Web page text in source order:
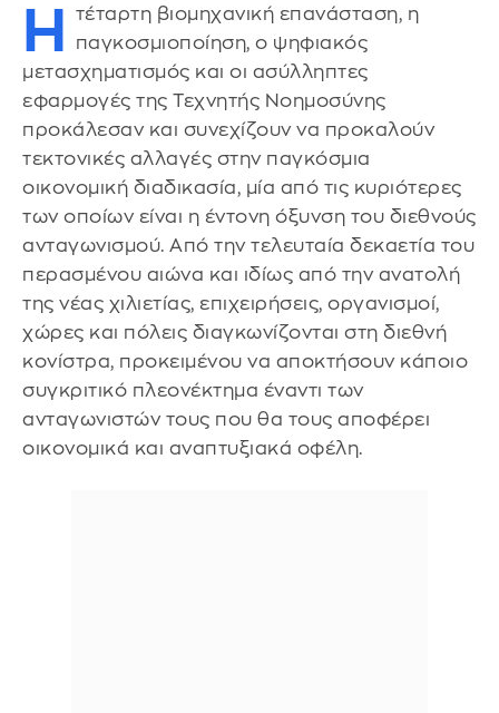
Η
τέταρτη βιομηχανική επανάσταση, η
παγκοσμιοποίηση, ο ψηφιακός
μετασχηματισμός και οι ασύλληπτες
εφαρμογές της Τεχνητής Νοημοσύνης
προκάλεσαν και συνεχίζουν να προκαλούν
τεκτονικές αλλαγές στην παγκόσμια
οικονομική διαδικασία, μία από τις κυριότερες
των οποίων είναι η έντονη όξυνση του διεθνούς
ανταγωνισμού. Από την τελευταία δεκαετία του
περασμένου αιώνα και ιδίως από την ανατολή
της νέας χιλιετίας, επιχειρήσεις, οργανισμοί,
χώρες και πόλεις διαγκωνίζονται στη διεθνή
κονίστρα, προκειμένου να αποκτήσουν κάποιο
συγκριτικό πλεονέκτημα έναντι των
ανταγωνιστών τους που θα τους αποφέρει
οικονομικά και αναπτυξιακά οφέλη.